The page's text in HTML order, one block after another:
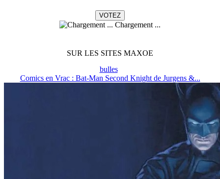
Chargement ...
SUR LES SITES MAXOE
bulles
Comics en Vrac : Bat-Man Second Knight de Jurgens &...